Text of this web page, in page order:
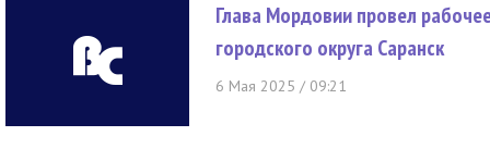
Глава Мордовии провел
городского округа Саранск
6 Мая 2025 / 09:21